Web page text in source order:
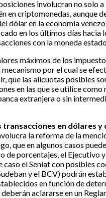
involucran no solo
en criptomonedas, aunque
dólar en la economía
en los últimos días hacia
con la moneda
máximos de los
por el cual se
que las alícuotas posibles
en las que se utilice como
extranjera o sin
transacciones en dólares y
la reforma de la
que en algunos casos
de porcentajes, el Ejecutivo
caso el Seniat con posibles
y el BCV) podrán
en función de
aclararse en un